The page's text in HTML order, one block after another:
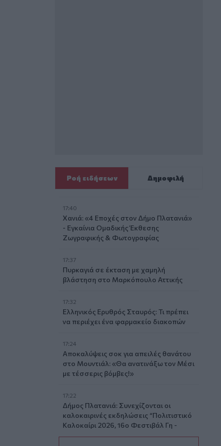
Ροή ειδήσεων Δημοφιλή
17:40
Χανιά: «4 Εποχές στον Δήμο Πλατανιά»
- Εγκαίνια Ομαδικής Έκθεσης
Ζωγραφικής & Φωτογραφίας
17:37
Πυρκαγιά σε έκταση με χαμηλή
βλάστηση στο Μαρκόπουλο Αττικής
17:32
Ελληνικός Ερυθρός Σταυρός: Τι πρέπει
να περιέχει ένα φαρμακείο διακοπών
17:24
Aποκαλύψεις σοκ για απειλές θανάτου
στο Μουντιάλ: «Θα ανατινάξω τον Μέσι
με τέσσερις βόμβες!»
17:22
Δήμος Πλατανιά: Συνεχίζονται οι
καλοκαιρινές εκδηλώσεις “Πολιτιστικό
Καλοκαίρι 2026, 16ο Φεστιβάλ Γη -
Πολιτισμός- Τουρισμός”